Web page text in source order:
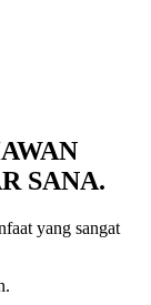
SANA.
yang sangat